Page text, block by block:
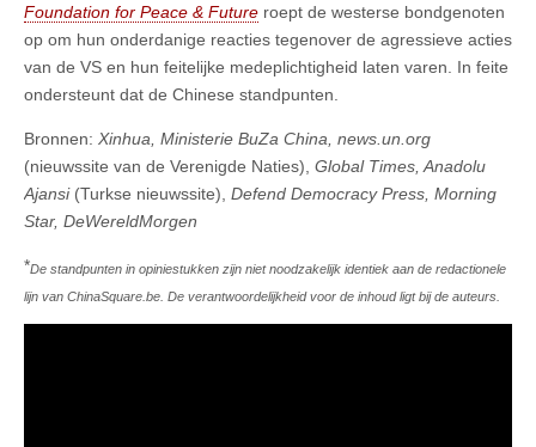
Foundation for Peace & Future roept de westerse bondgenoten
op om hun onderdanige reacties tegenover de agressieve acties
van de VS en hun feitelijke medeplichtigheid laten varen. In feite
ondersteunt dat de Chinese standpunten.
Bronnen: Xinhua, Ministerie BuZa China, news.un.org
(nieuwssite van de Verenigde Naties), Global Times, Anadolu
Ajansi(Turkse nieuwssite), Defend Democracy Press, Morning
Star, DeWereldMorgen
*De standpunten in opiniestukken zijn niet noodzakelijk identiek aan de redactionele
lijn van ChinaSquare.be. De verantwoordelijkheid voor de inhoud ligt bij de auteurs.